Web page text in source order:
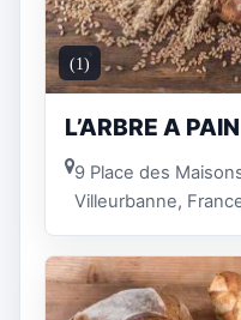
(1)
L’ARBRE A PAIN
9 Place des
Villeurbanne,